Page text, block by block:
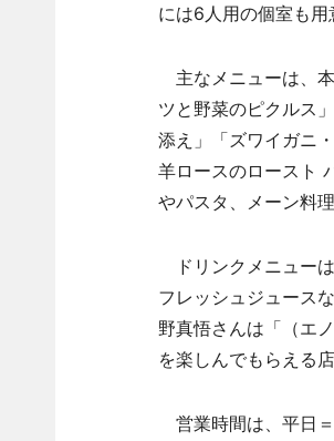
には6人用の個室も用
主なメニューは、
ツと野菜のピクルス
添え」「ズワイガニ
羊ロースのロースト
やパスタ、メーン料
ドリンクメニュー
フレッシュジュース
野真悟さんは「（エ
を楽しんでもらえる
営業時間は、平日